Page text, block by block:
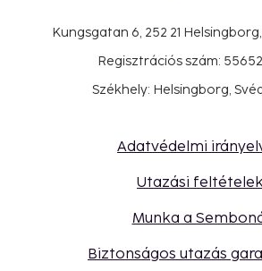
Kungsgatan 6, 252 21 Helsingborg,
Regisztrációs szám:
Székhely: Helsingborg,
Adatvédelmi
Utazási
Munka a
Biztonságos utazás